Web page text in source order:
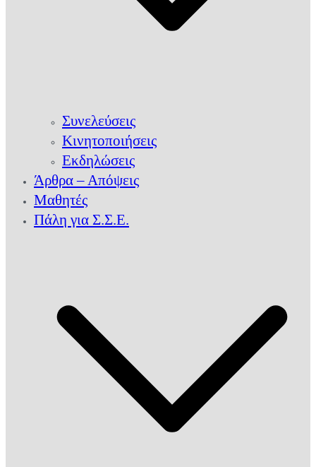
Συνελεύσεις
Κινητοποιήσεις
Εκδηλώσεις
Άρθρα – Απόψεις
Μαθητές
Πάλη για Σ.Σ.Ε.